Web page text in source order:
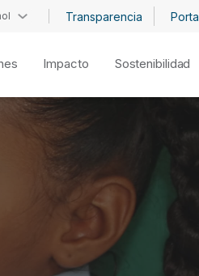
Transparencia
Impacto Sostenibilidad